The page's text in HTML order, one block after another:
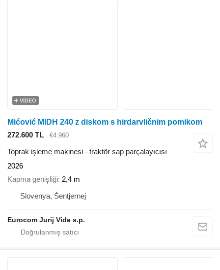
VIDEO
Mićović MIDH 240 z diskom s hirdarvličnim pomikom
272.600 TL
€4.960
Toprak işleme makinesi - traktör sap parçalayıcısı
2026
Kapma genişliği 2,4 m
Slovenya, Šentjernej
Eurocom Jurij Vide s.p.